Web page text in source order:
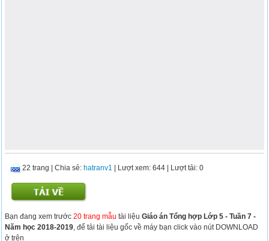
22 trang |Chia sẻ: hatranv1 | Lượt xem: 644 | Lượt tải: 0
Bạn đang xem trước20 trang mẫu tài liệuGiáo án Tổng hợp Lớp 5 - Tuần 7 -
Năm học 2018-2019 , để tải tài liệu gốc về máy bạn click vào nút DOWNLOAD
ở trên